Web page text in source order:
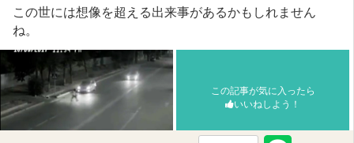
この世には想像を超える出来事があるかもしれません
ね。
この記事が気に入ったら
いいねしよう！